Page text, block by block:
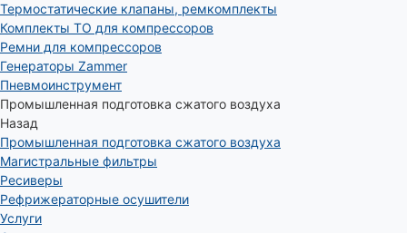
Термостатические клапаны, ремкомплекты
Комплекты ТО для компрессоров
Ремни для компрессоров
Генераторы Zammer
Пневмоинструмент
Промышленная подготовка сжатого воздуха
Назад
Промышленная подготовка сжатого воздуха
Магистральные фильтры
Ресиверы
Рефрижераторные осушители
Услуги